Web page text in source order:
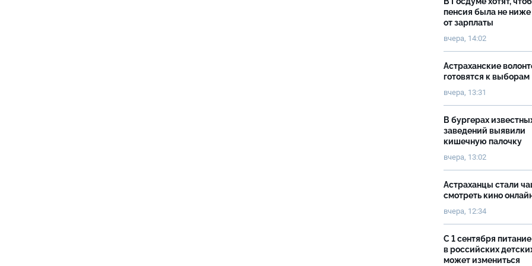
пенсия была не ниже
от зарплаты
вчера, 14:02
Астраханские
готовятся к выборам
вчера, 13:31
В бургерах
заведений выявили
кишечную палочку
вчера, 13:02
Астраханцы стали
смотреть кино
вчера, 12:34
С 1 сентября питание
в российских
может измениться